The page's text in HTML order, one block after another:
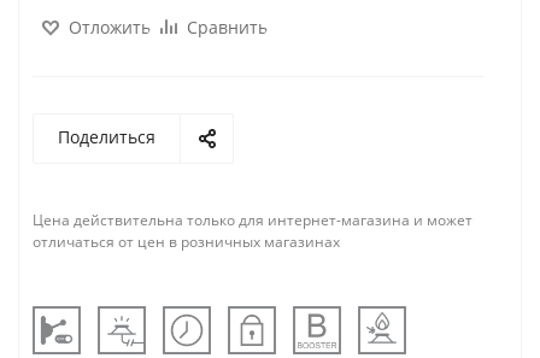
Отложить Сравнить
Поделиться
Цена действительна только для интернет-магазина и может
отличаться от цен в розничных магазинах